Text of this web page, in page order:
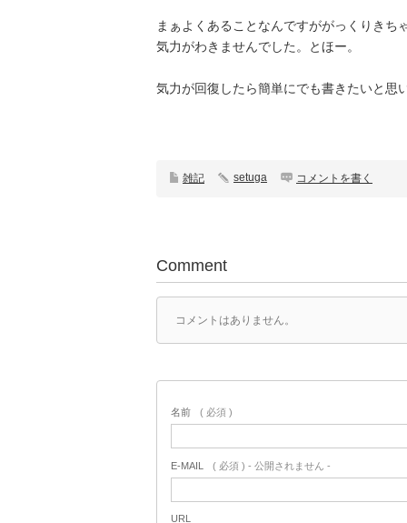
まぁよくあることなんですががっくりきち
気力がわきませんでした。とほー。
気力が回復したら簡単にでも書きたいと思
雑記 setuga コメントを書く
Comment
コメントはありません。
名前 ( 必須 )
E-MAIL ( 必須 ) - 公開されません -
URL